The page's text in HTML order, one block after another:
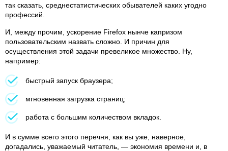
так сказать, среднестатистических обывателей каких угодно
профессий.
И, между прочим, ускорение Firefox нынче капризом
пользовательским назвать сложно. И причин для
осуществления этой задачи превеликое множество. Ну,
например:
быстрый запуск браузера;
мгновенная загрузка страниц;
работа с большим количеством вкладок.
И в сумме всего этого перечня, как вы уже, наверное,
догадались, уважаемый читатель, — экономия времени и, в